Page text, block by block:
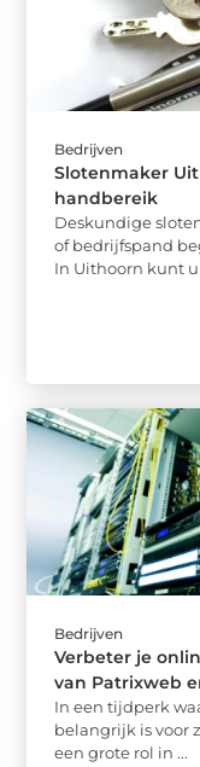
Bedrijven
Slotenmaker
handbereik
Deskundige
of bedrijfspand
In Uithoorn kunt u
Bedrijven
Verbeter je
van Patrixweb
In een tijdperk
belangrijk is voor
een grote rol in ...